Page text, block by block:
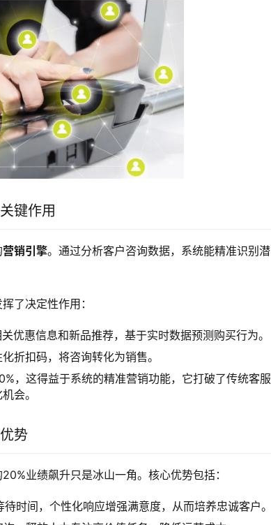
键作用
营销引擎。通过分析客户咨询数据，系统能精准识别潜
了决定性作用：
优惠信息和新品推荐，基于实时数据预测购买行为。
折扣码，将咨询转化为销售。
，这得益于系统的精准营销功能，它打破了传统客服
会。
势
业绩飙升只是冰山一角。核心优势包括：
时间，个性化响应增强满意度，从而培养忠诚客户。